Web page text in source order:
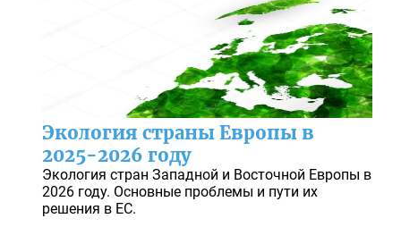
Экология страны Европы в
2025-2026 году
Экология стран Западной и Восточной Европы в
2026 году. Основные проблемы и пути их
решения в ЕС.